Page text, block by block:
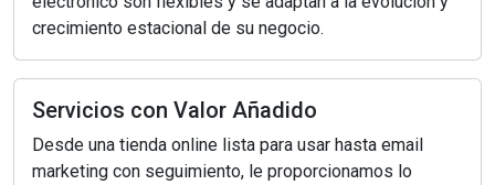
crecimiento estacional de su negocio.
Servicios con Valor Añadido
Desde una tienda online lista para usar hasta email
marketing con seguimiento, le proporcionamos lo